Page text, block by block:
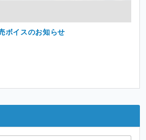
ボイスのお知らせ